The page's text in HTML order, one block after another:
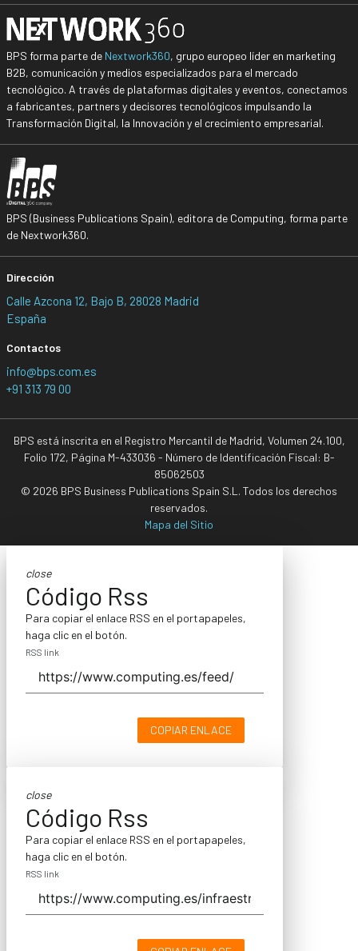
BPS forma parte de Nextwork360, grupo europeo líder en marketing
B2B, comunicación y medios especializados para el mercado
tecnológico. A través de plataformas digitales y eventos, conectamos
a fabricantes, partners y decisores tecnológicos impulsando la
Transformación Digital, la Innovación y el crecimiento empresarial.
BPS (Business Publications Spain), editora de Computing, forma parte
de Nextwork360.
Dirección
Calle Azcona 12, Bajo B, 28028 Madrid
España
Contactos
info@bps.com.es
+91 313 79 00
BPS está inscrita en el Registro Mercantil de Madrid, Volumen 24.100,
Folio 172, Página M-433036 - Número de Identificación Fiscal: B-
85062503
© 2026 BPS Business Publications Spain S.L. Todos los derechos
reservados.
Mapa del Sitio
close
Código Rss
Para copiar el enlace RSS en el portapapeles,
haga clic en el botón.
RSS link
COPIAR ENLACE
close
Código Rss
Para copiar el enlace RSS en el portapapeles,
haga clic en el botón.
RSS link